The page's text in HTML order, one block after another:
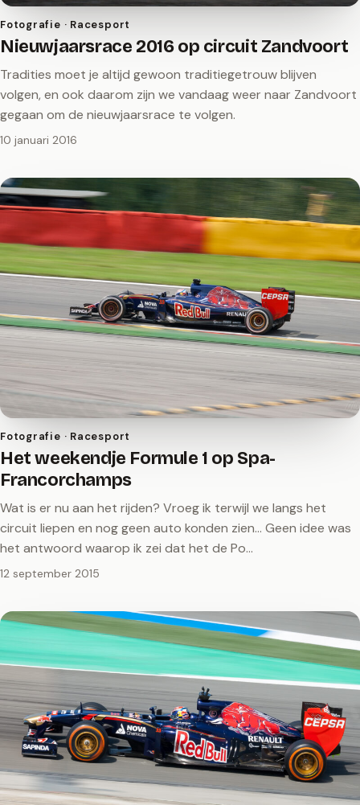
Fotografie · Racesport
Nieuwjaarsrace 2016 op circuit Zandvoort
Tradities moet je altijd gewoon traditiegetrouw blijven
volgen, en ook daarom zijn we vandaag weer naar Zandvoort
gegaan om de nieuwjaarsrace te volgen.
10 januari 2016
Fotografie · Racesport
Het weekendje Formule 1 op Spa-
Francorchamps
Wat is er nu aan het rijden? Vroeg ik terwijl we langs het
circuit liepen en nog geen auto konden zien... Geen idee was
het antwoord waarop ik zei dat het de Po…
12 september 2015